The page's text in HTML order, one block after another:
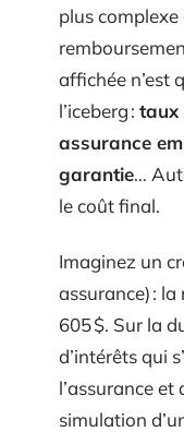
plus
affichée n’est
l’iceberg : taux
assurance
garantie…
le coût final.
Imaginez un
assurance) :
605 $. Sur la
d’intérêts qui
l’assurance et
simulation